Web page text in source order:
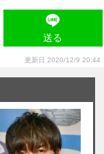
送る
更新日 2020/12/9 20:44